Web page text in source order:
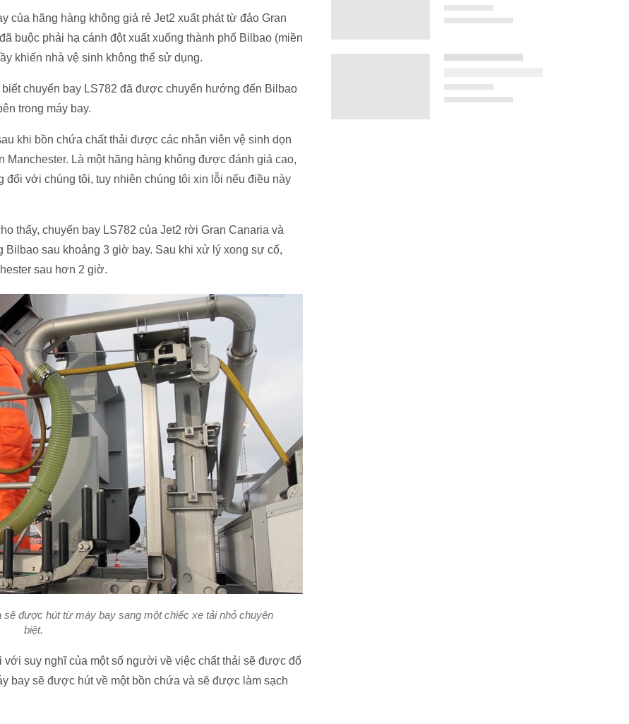
của hãng hàng không giả rẻ Jet2 xuất phát từ đảo Gran
buộc phải hạ cánh đột xuất xuống thành phố Bilbao (miền
khiến nhà vệ sinh không thể sử dụng.
chuyến bay LS782 đã được chuyển hướng đến Bilbao
trong máy bay.
khi bồn chứa chất thải được các nhân viên vệ sinh dọn
Manchester. Là một hãng hàng không được đánh giá cao,
với chúng tôi, tuy nhiên chúng tôi xin lỗi nếu điều này
thấy, chuyến bay LS782 của Jet2 rời Gran Canaria và
Bilbao sau khoảng 3 giờ bay. Sau khi xử lý xong sự cố,
sau hơn 2 giờ.
được hút từ máy bay sang một chiếc xe tải nhỏ chuyên
biệt.
với suy nghĩ của một số người về việc chất thải sẽ được đổ
bay sẽ được hút về một bồn chứa và sẽ được làm sạch